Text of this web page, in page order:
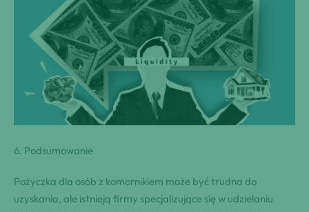
6. Podsumowanie
Pożyczka dla ⁤osób z komornikiem‍ może być trudna do
uzyskania, ale istnieją firmy specjalizujące się w udzielaniu